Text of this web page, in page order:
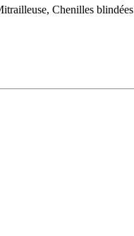
Chenilles blindées